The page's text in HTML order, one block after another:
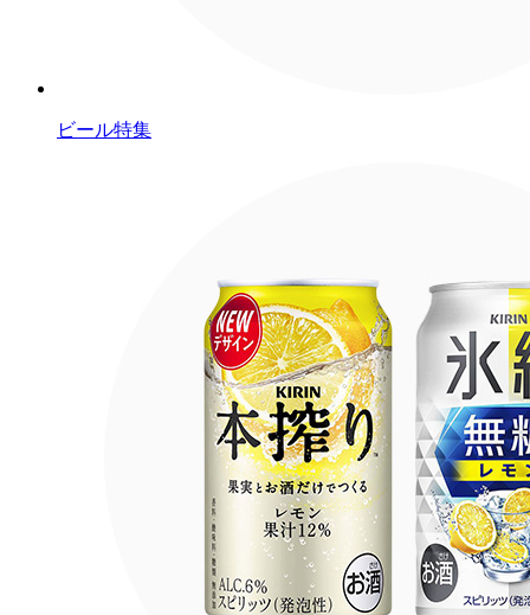
ビール特集